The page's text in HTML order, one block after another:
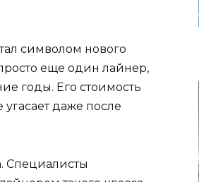
символом нового
еще один лайнер,
годы. Его стоимость
даже после
Специалисты